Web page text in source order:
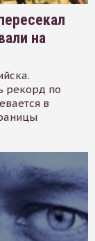
на
рекорд по
в